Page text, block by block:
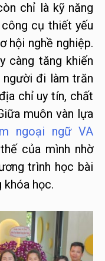
chỉ là kỹ năng
cụ thiết yếu
hội nghề nghiệp.
càng tăng khiến
người đi làm trăn
chỉ uy tín, chất
muôn vàn lựa
ngoại ngữ VA
của mình nhờ
trình học bài
học.